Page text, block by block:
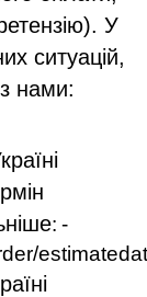
У
ситуацій,
нами:
: -